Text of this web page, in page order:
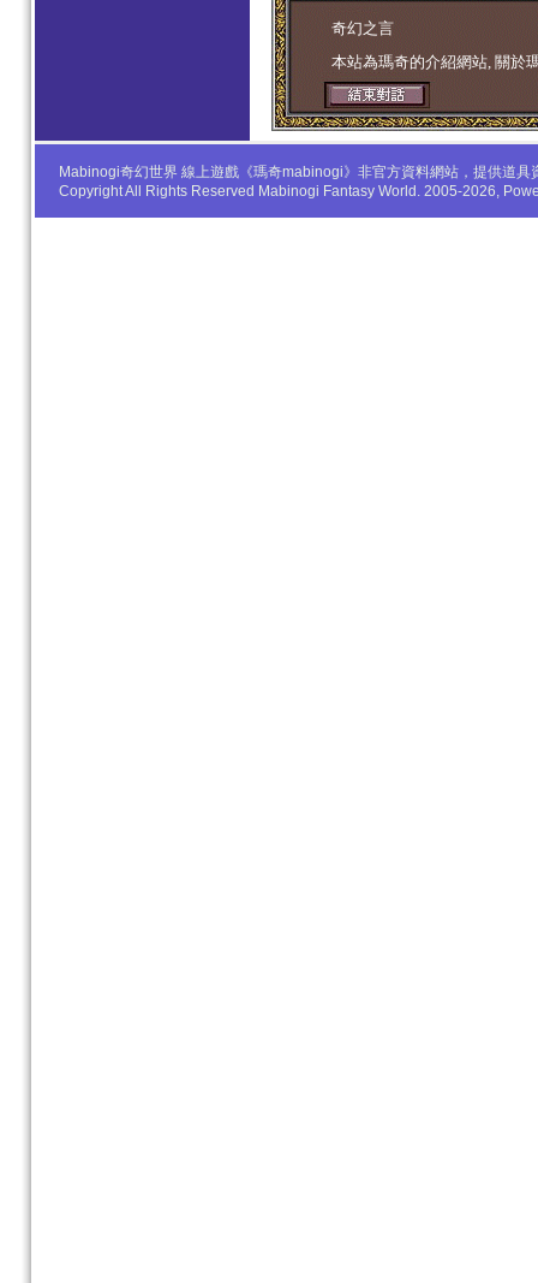
学生妹 奇幻之言
本站為瑪奇的介紹網站, 關於
Mabinogi奇幻世界 線上遊戲《瑪奇mabinogi》非官方資料網站，提供道
Copyright All Rights Reserved Mabinogi Fantasy World. 2005-2026,